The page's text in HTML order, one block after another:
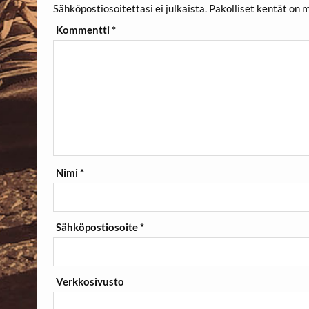
Sähköpostiosoitettasi ei julkaista. Pakolliset kentät on
Kommentti*
Nimi*
Sähköpostiosoite*
Verkkosivusto